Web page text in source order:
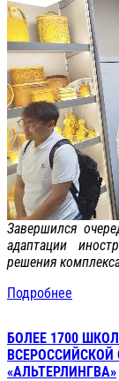
Завершился
адаптации
решения
Подробнее
БОЛЕЕ 1700
«АЛЬТЕРЛИНГВА»